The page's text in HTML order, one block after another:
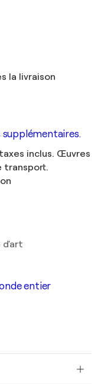
la livraison
supplémentaires.
inclus. Œuvres
transport.
d'art
entier